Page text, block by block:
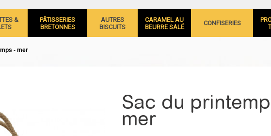
&
PÂTISSERIES
BRETONNES
AUTRES
BISCUITS
CARAMEL AU
BEURRE SALÉ
CONFISERIES
- mer
Sac du
mer